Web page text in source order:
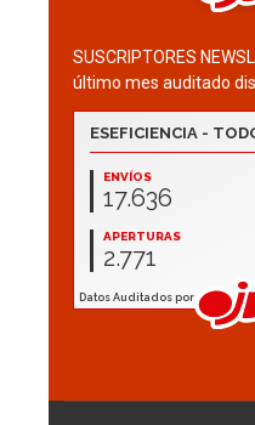
SUSCRIPTORES
último mes auditado